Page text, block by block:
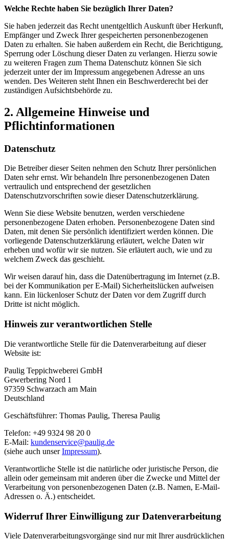
Welche Rechte haben Sie bezüglich Ihrer Daten?
Sie haben jederzeit das Recht unentgeltlich Auskunft über Herkunft,
Empfänger und Zweck Ihrer gespeicherten personenbezogenen
Daten zu erhalten. Sie haben außerdem ein Recht, die Berichtigung,
Sperrung oder Löschung dieser Daten zu verlangen. Hierzu sowie
zu weiteren Fragen zum Thema Datenschutz können Sie sich
jederzeit unter der im Impressum angegebenen Adresse an uns
wenden. Des Weiteren steht Ihnen ein Beschwerderecht bei der
zuständigen Aufsichtsbehörde zu.
2. Allgemeine Hinweise und
Pflichtinformationen
Datenschutz
Die Betreiber dieser Seiten nehmen den Schutz Ihrer persönlichen
Daten sehr ernst. Wir behandeln Ihre personenbezogenen Daten
vertraulich und entsprechend der gesetzlichen
Datenschutzvorschriften sowie dieser Datenschutzerklärung.
Wenn Sie diese Website benutzen, werden verschiedene
personenbezogene Daten erhoben. Personenbezogene Daten sind
Daten, mit denen Sie persönlich identifiziert werden können. Die
vorliegende Datenschutzerklärung erläutert, welche Daten wir
erheben und wofür wir sie nutzen. Sie erläutert auch, wie und zu
welchem Zweck das geschieht.
Wir weisen darauf hin, dass die Datenübertragung im Internet (z.B.
bei der Kommunikation per E-Mail) Sicherheitslücken aufweisen
kann. Ein lückenloser Schutz der Daten vor dem Zugriff durch
Dritte ist nicht möglich.
Hinweis zur verantwortlichen Stelle
Die verantwortliche Stelle für die Datenverarbeitung auf dieser
Website ist:
Paulig Teppichweberei GmbH
Gewerbering Nord 1
97359 Schwarzach am Main
Deutschland
Geschäftsführer: Thomas Paulig, Theresa Paulig
Telefon: +49 9324 98 20 0
E-Mail: kundenservice@paulig.de
(siehe auch unserImpressum).
Verantwortliche Stelle ist die natürliche oder juristische Person, die
allein oder gemeinsam mit anderen über die Zwecke und Mittel der
Verarbeitung von personenbezogenen Daten (z.B. Namen, E-Mail-
Adressen o. Ä.) entscheidet.
Widerruf Ihrer Einwilligung zur Datenverarbeitung
Viele Datenverarbeitungsvorgänge sind nur mit Ihrer ausdrücklichen